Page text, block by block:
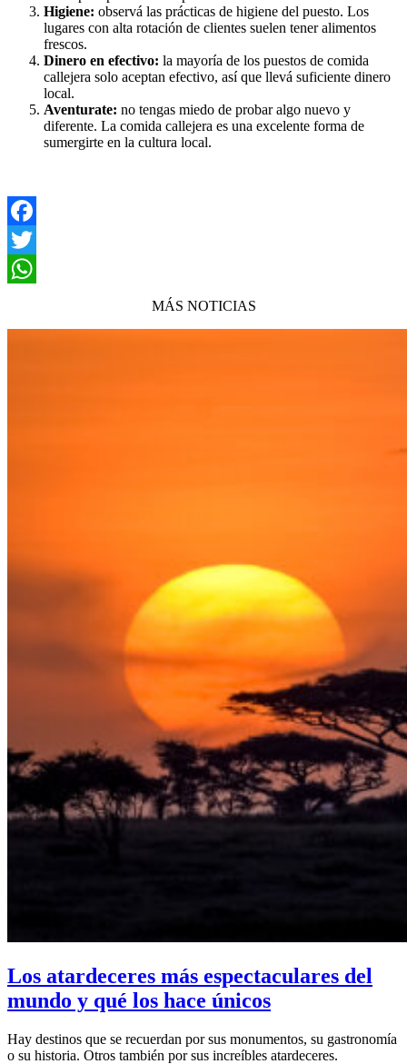
Higiene: observá las prácticas de higiene del puesto. Los
lugares con alta rotación de clientes suelen tener alimentos
frescos.
Dinero en efectivo: la mayoría de los puestos de comida
callejera solo aceptan efectivo, así que llevá suficiente dinero
local.
Aventurate: no tengas miedo de probar algo nuevo y
diferente. La comida callejera es una excelente forma de
sumergirte en la cultura local.
Facebook
Twitter
MÁS NOTICIAS
Los atardeceres más espectaculares del
mundo y qué los hace únicos
Hay destinos que se recuerdan por sus monumentos, su gastronomía
o su historia. Otros también por sus increíbles atardeceres.